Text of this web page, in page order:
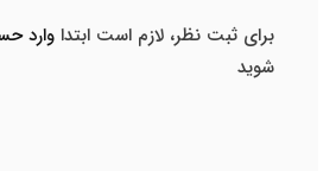
برای ثبت نظر، لازم است ابتدا وارد
شوید